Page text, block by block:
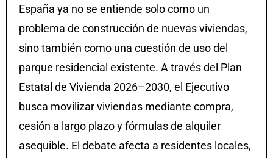
España ya no se entiende solo como un
problema de construcción de nuevas viviendas,
sino también como una cuestión de uso del
parque residencial existente. A través del Plan
Estatal de Vivienda 2026–2030, el Ejecutivo
busca movilizar viviendas mediante compra,
cesión a largo plazo y fórmulas de alquiler
asequible. El debate afecta a residentes locales,